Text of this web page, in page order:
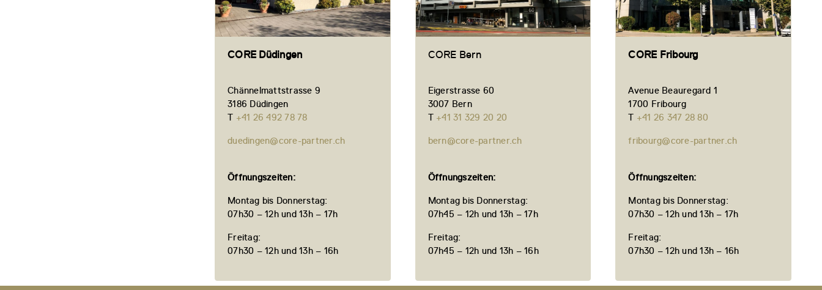
CORE Düdingen
Chännelmattstrasse 9
3186 Düdingen
T +41 26 492 78 78
duedingen@core-partner.ch
Öffnungszeiten:
Montag bis Donnerstag:
07h30 – 12h und 13h – 17h
Freitag:
07h30 – 12h und 13h – 16h
CORE Bern
Eigerstrasse 60
3007 Bern
T +41 31 329 20 20
bern@core-partner.ch
Öffnungszeiten:
Montag bis Donnerstag:
07h45 – 12h und 13h – 17h
Freitag:
07h45 – 12h und 13h – 16h
CORE Fribourg
Avenue Beauregard 1
1700 Fribourg
T +41 26 347 28 80
fribourg@core-partner.ch
Öffnungszeiten:
Montag bis Donnerstag:
07h30 – 12h und 13h – 17h
Freitag:
07h30 – 12h und 13h – 16h